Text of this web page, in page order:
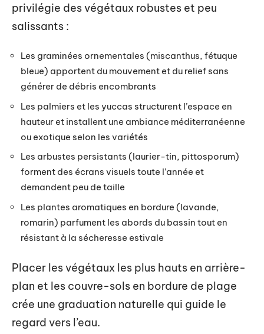
privilégie des végétaux robustes et peu
salissants :
Les graminées ornementales (miscanthus, fétuque
bleue) apportent du mouvement et du relief sans
générer de débris encombrants
Les palmiers et les yuccas structurent l’espace en
hauteur et installent une ambiance méditerranéenne
ou exotique selon les variétés
Les arbustes persistants (laurier-tin, pittosporum)
forment des écrans visuels toute l’année et
demandent peu de taille
Les plantes aromatiques en bordure (lavande,
romarin) parfument les abords du bassin tout en
résistant à la sécheresse estivale
Placer les végétaux les plus hauts en arrière-
plan et les couvre-sols en bordure de plage
crée une graduation naturelle qui guide le
regard vers l’eau.